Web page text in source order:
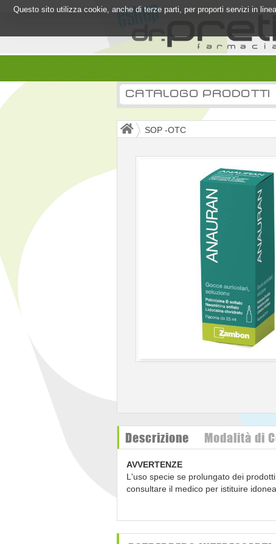
Questo sito utilizza cookie, anche di terze parti, per proporti servizi in
CATALOGO PRODOTTI
SOP -OTC
Descrizione Modalità di
AVVERTENZE
L'uso specie se prolungato dei
consultare il medico per istituire
superinfezioni da germi resistenti.
coclea, soprattutto con la distruzione